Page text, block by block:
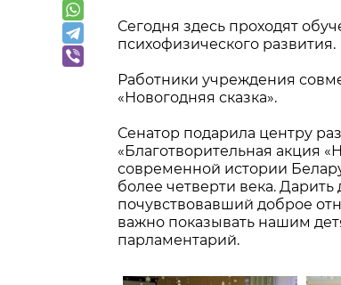
Сегодня здесь проходят
психофизического развития.
Работники учреждения
«Новогодняя сказка».
Сенатор подарила центру
«Благотворительная акция
современной истории
более четверти века.
почувствовавший доброе
важно показывать нашим
парламентарий.